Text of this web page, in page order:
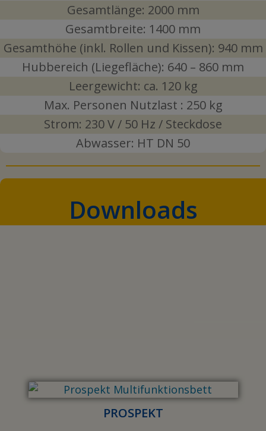
Gesamtlänge: 2000 mm
Gesamtbreite: 1400 mm
Gesamthöhe (inkl. Rollen und Kissen): 940 mm
Hubbereich (Liegefläche): 640 – 860 mm
Leergewicht: ca. 120 kg
Max. Personen Nutzlast : 250 kg
Strom: 230 V / 50 Hz / Steckdose
Abwasser: HT DN 50
Downloads
Anschrift
TRanspoRehaMed GmbH